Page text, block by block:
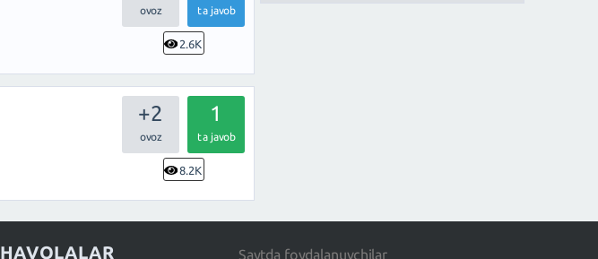
ta javob
2.6K
+2 1
ta javob
8.2K
HAVOLALAR Saytda foydalanuvchilar